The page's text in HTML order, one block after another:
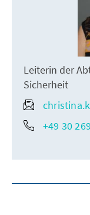
Leiterin der
Sicherheit
+49 30